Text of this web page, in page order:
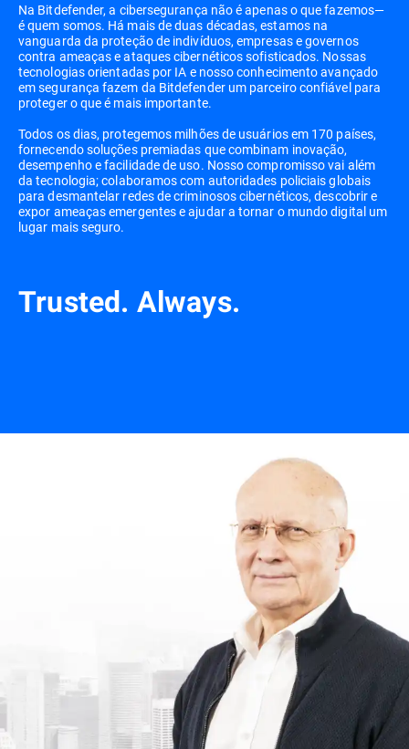
Na Bitdefender, a cibersegurança não é apenas o que fazemos—
é quem somos. Há mais de duas décadas, estamos na
vanguarda da proteção de indivíduos, empresas e governos
contra ameaças e ataques cibernéticos sofisticados. Nossas
tecnologias orientadas por IA e nosso conhecimento avançado
em segurança fazem da Bitdefender um parceiro confiável para
proteger o que é mais importante.
Todos os dias, protegemos milhões de usuários em 170 países,
fornecendo soluções premiadas que combinam inovação,
desempenho e facilidade de uso. Nosso compromisso vai além
da tecnologia; colaboramos com autoridades policiais globais
para desmantelar redes de criminosos cibernéticos, descobrir e
expor ameaças emergentes e ajudar a tornar o mundo digital um
lugar mais seguro.
Trusted. Always.